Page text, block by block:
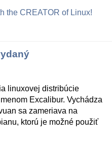
the CREATOR of Linux!
linuxovej distribúcie
Excalibur. Vychádza
sa zameriava na
ktorú je možné použiť